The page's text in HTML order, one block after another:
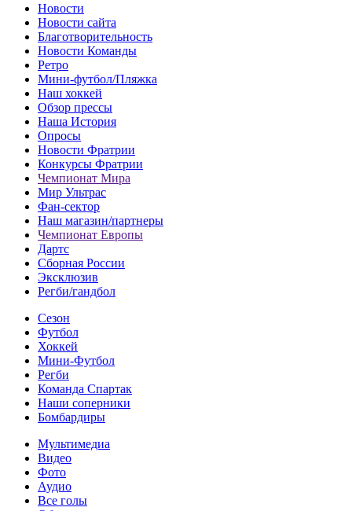
Новости
Новости сайта
Благотворительность
Новости Команды
Ретро
Мини-футбол/Пляжка
Наш хоккей
Обзор прессы
Наша История
Опросы
Новости Фратрии
Конкурсы Фратрии
Чемпионат Мира
Мир Ультрас
Фан-cектор
Наш магазин/партнеры
Чемпионат Европы
Дартс
Сборная России
Эксклюзив
Регби/гандбол
Сезон
Футбол
Хоккей
Мини-Футбол
Регби
Команда Спартак
Наши соперники
Бомбардиры
Мультимедиа
Видео
Фото
Аудио
Все голы